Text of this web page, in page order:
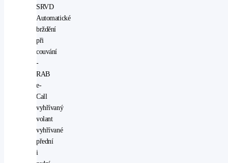
SRVD
Automatické
brždění
při
couvání
-
RAB
e-
Call
vyhřívaný
volant
vyhřívané
přední
i